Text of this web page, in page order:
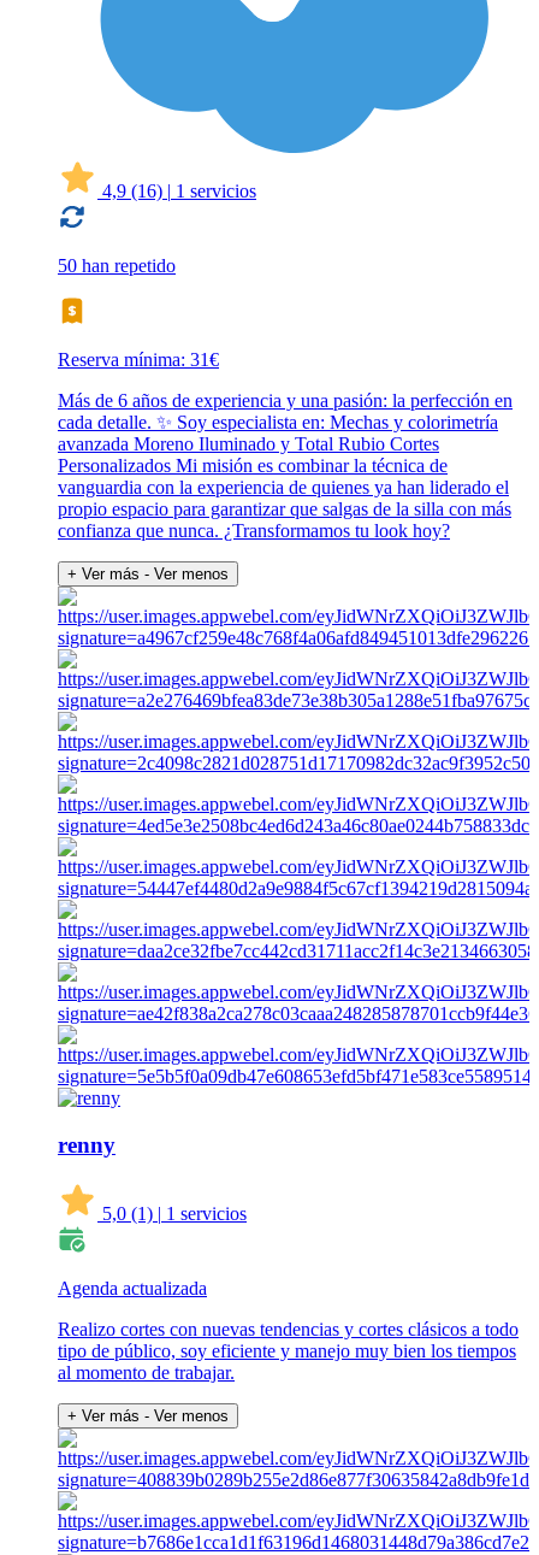
4,9 (16) | 1 servicios
50 han repetido
Reserva mínima: 31€
Más de 6 años de experiencia y una pasión: la perfección en
cada detalle. ✨ Soy especialista en: Mechas y colorimetría
avanzada Moreno Iluminado y Total Rubio Cortes
Personalizados Mi misión es combinar la técnica de
vanguardia con la experiencia de quienes ya han liderado el
propio espacio para garantizar que salgas de la silla con más
confianza que nunca. ¿Transformamos tu look hoy?
+ Ver más - Ver menos
renny
5,0 (1) | 1 servicios
Agenda actualizada
Realizo cortes con nuevas tendencias y cortes clásicos a todo
tipo de público, soy eficiente y manejo muy bien los tiempos
al momento de trabajar.
+ Ver más - Ver menos